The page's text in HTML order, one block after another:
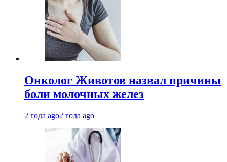
Онколог Животов назвал причины
боли молочных желез
2 года ago2 года ago